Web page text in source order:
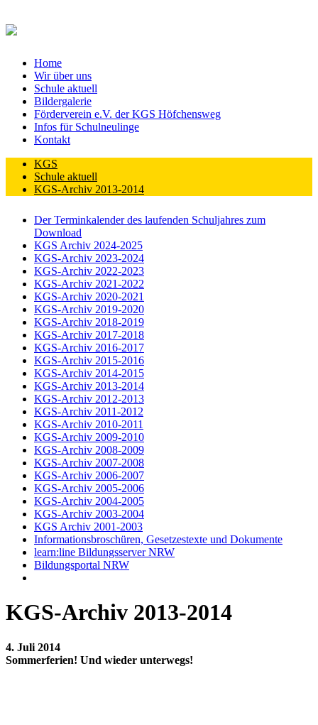
Home
Wir über uns
Schule aktuell
Bildergalerie
Förderverein e.V. der KGS Höfchensweg
Infos für Schulneulinge
Kontakt
KGS
Schule aktuell
KGS-Archiv 2013-2014
Der Terminkalender des laufenden Schuljahres zum
Download
KGS Archiv 2024-2025
KGS-Archiv 2023-2024
KGS-Archiv 2022-2023
KGS-Archiv 2021-2022
KGS-Archiv 2020-2021
KGS-Archiv 2019-2020
KGS-Archiv 2018-2019
KGS-Archiv 2017-2018
KGS-Archiv 2016-2017
KGS-Archiv 2015-2016
KGS-Archiv 2014-2015
KGS-Archiv 2013-2014
KGS-Archiv 2012-2013
KGS-Archiv 2011-2012
KGS-Archiv 2010-2011
KGS-Archiv 2009-2010
KGS-Archiv 2008-2009
KGS-Archiv 2007-2008
KGS-Archiv 2006-2007
KGS-Archiv 2005-2006
KGS-Archiv 2004-2005
KGS-Archiv 2003-2004
KGS Archiv 2001-2003
Informationsbroschüren, Gesetzestexte und Dokumente
learn:line Bildungsserver NRW
Bildungsportal NRW
KGS-Archiv 2013-2014
4. Juli 2014
Sommerferien! Und wieder unterwegs!